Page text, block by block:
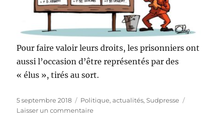
Pour faire valoir leurs droits, les prisonniers ont
aussi l’occasion d’être représentés par des
« élus », tirés au sort.
Publié
le
5 septembre 2018 Catégories
Politique, actualités,Sudpresse
Laisser un commentairesur